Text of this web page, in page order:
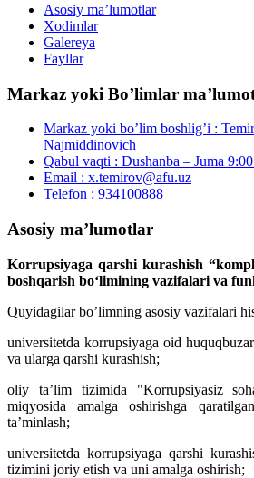
Asosiy maʼlumotlar
Xodimlar
Galereya
Fayllar
Markaz yoki Boʼlimlar
Markaz yoki boʼlim boshligʼi :
Najmiddinovich
Qabul vaqti : Dushanba – Juma
Email : x.temirov@afu.uz
Telefon : 934100888
Asosiy maʼlumotlar
Korrupsiyaga qarshi kurashish
boshqarish bo‘limining vazifalari va
Quyidagilar boʼlimning asosiy vazifalari
universitetda korrupsiyaga oid
va ularga qarshi kurashish;
oliy taʼlim tizimida "Korrupsiyasiz
miqyosida amalga oshirishga
taʼminlash;
universitetda korrupsiyaga qarshi
tizimini joriy etish va uni amalga oshirish;